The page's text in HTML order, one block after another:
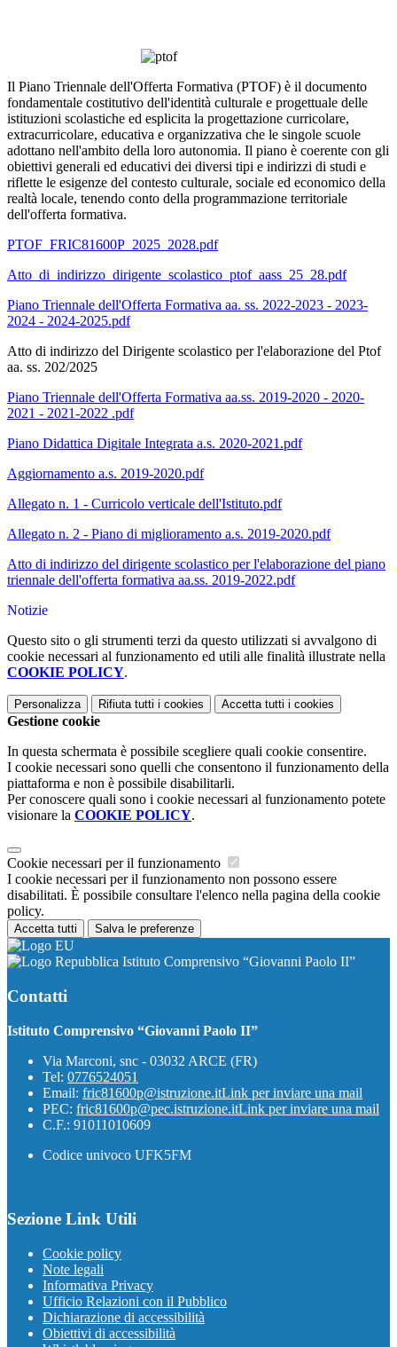
Il Piano Triennale dell'Offerta Formativa (PTOF) è il documento
fondamentale costitutivo dell'identità culturale e progettuale delle
istituzioni scolastiche ed esplicita la progettazione curricolare,
extracurricolare, educativa e organizzativa che le singole scuole
adottano nell'ambito della loro autonomia. Il piano è coerente con gli
obiettivi generali ed educativi dei diversi tipi e indirizzi di studi e
riflette le esigenze del contesto culturale, sociale ed economico della
realtà locale, tenendo conto della programmazione territoriale
dell'offerta formativa.
PTOF_FRIC81600P_2025_2028.pdf
Atto_di_indirizzo_dirigente_scolastico_ptof_aass_25_28.pdf
Piano Triennale dell'Offerta Formativa aa. ss. 2022-2023 - 2023-
2024 - 2024-2025.pdf
Atto di indirizzo del Dirigente scolastico per l'elaborazione del Ptof
aa. ss. 202/2025
Piano Triennale dell'Offerta Formativa aa.ss. 2019-2020 - 2020-
2021 - 2021-2022 .pdf
Piano Didattica Digitale Integrata a.s. 2020-2021.pdf
Aggiornamento a.s. 2019-2020.pdf
Allegato n. 1 - Curricolo verticale dell'Istituto.pdf
Allegato n. 2 - Piano di miglioramento a.s. 2019-2020.pdf
Atto di indirizzo del dirigente scolastico per l'elaborazione del piano
triennale dell'offerta formativa aa.ss. 2019-2022.pdf
Notizie
Questo sito o gli strumenti terzi da questo utilizzati si avvalgono di
cookie necessari al funzionamento ed utili alle finalità illustrate nella
COOKIE POLICY.
Personalizza Rifiuta tutti i cookies Accetta tutti i cookies
Gestione cookie
In questa schermata è possibile scegliere quali cookie consentire.
I cookie necessari sono quelli che consentono il funzionamento della
piattaforma e non è possibile disabilitarli.
Per conoscere quali sono i cookie necessari al funzionamento potete
visionare la COOKIE POLICY.
Cookie necessari per il funzionamento
I cookie necessari per il funzionamento non possono essere
disabilitati. È possibile consultare l'elenco nella pagina della cookie
policy.
Accetta tutti Salva le preferenze
Istituto Comprensivo “Giovanni Paolo II”
Contatti
Istituto Comprensivo “Giovanni Paolo II”
Via Marconi, snc - 03032 ARCE (FR)
Tel: 0776524051
Email: fric81600p@istruzione.itLink per inviare una mail
PEC: fric81600p@pec.istruzione.itLink per inviare una mail
C.F.: 91011010609
Codice univoco UFK5FM
Sezione Link Utili
Cookie policy
Note legali
Informativa Privacy
Ufficio Relazioni con il Pubblico
Dichiarazione di accessibilità
Obiettivi di accessibilità